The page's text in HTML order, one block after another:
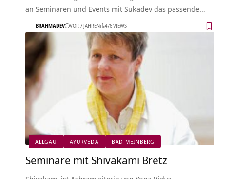
an Seminaren und Events mit Sukadev das passende…
BRAHMADEV VOR 7 JAHREN 476 VIEWS
ALLGÄU AYURVEDA BAD MEINBERG
Seminare mit Shivakami Bretz